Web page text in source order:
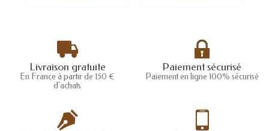
Livraison gratuite
En France à partir de 150 €
d'achats
Paiement sécurisé
Paiement en ligne 100% sécurisé